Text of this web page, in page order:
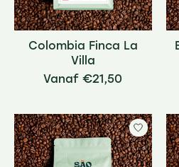
Colombia Finca La
Villa
€21,50